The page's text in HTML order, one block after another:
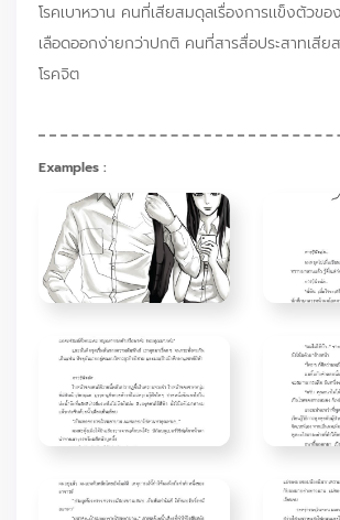
โรคเบาหวาน คนที่เสียสมดุลเรื่องการเเข็งตัวขอ
เลือดออกง่ายกว่าปกติ คนที่สารสื่อประสาทเสีย
โรคจิต
Examples :